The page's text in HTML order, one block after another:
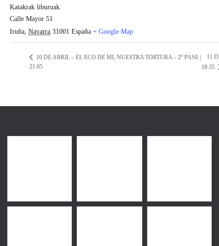
Katakrak liburuak
Calle Mayor 51
Iruña, Navarra 31001 España + Google Map
10 DE ABRIL – EL ECO DE MI, NUESTRA TORTURA – 2º PASE |
21:05
11
18:35